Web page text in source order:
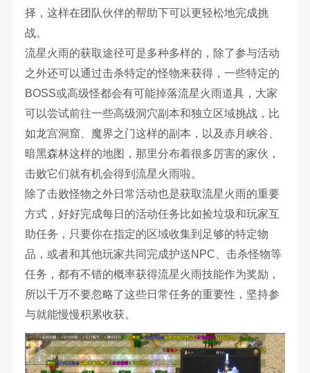
择，这样在团队伙伴的帮助下可以更轻松地完成挑
战。
流星火雨的获取途径可是多种多样的，除了参与活动
之外还可以通过击杀特定的怪物来获得，一些特定的
BOSS或高级怪都会有可能掉落流星火雨道具，大家
可以尝试前往一些高级洞穴副本和独立区域挑战，比
如龙宫洞窟、魔界之门这样的副本，以及赤月峡谷、
暗黑森林这样的地图，那里分布着很多厉害的家伙，
击败它们就有机会得到流星火雨啦。
除了击败怪物之外日常活动也是获取流星火雨的重要
方式，好好完成每日的活动任务比如捡垃圾和玩家互
助任务，只要你在指定的区域收集到足够的特定物
品，或者和其他玩家共同完成护送NPC、击杀怪物等
任务，都有不错的概率获得流星火雨技能作为奖励，
所以千万不要忽略了这些日常任务的重要性，坚持参
与就能慢慢积累收获。